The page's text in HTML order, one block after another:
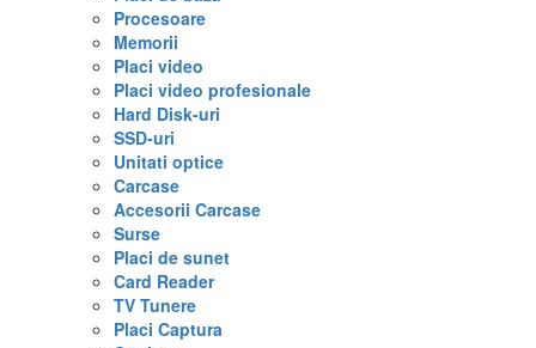
Procesoare
Memorii
Placi video
Placi video profesionale
Hard Disk-uri
SSD-uri
Unitati optice
Carcase
Accesorii Carcase
Surse
Placi de sunet
Card Reader
TV Tunere
Placi Captura